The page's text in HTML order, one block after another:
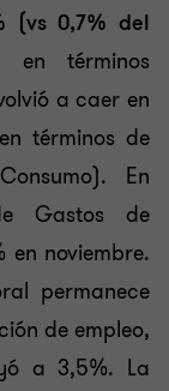
(vs 0,7% del
términos
a caer en
términos de
En
Gastos de
en noviembre.
permanece
de empleo,
a 3,5%. La